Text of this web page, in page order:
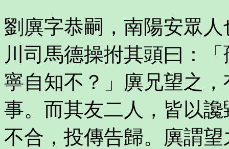
劉廙字恭嗣，南陽安眾
川司馬德操拊其頭曰：
寧自知不？」廙兄望之
事。而其友二人，皆以
不合，投傳告歸。廙謂